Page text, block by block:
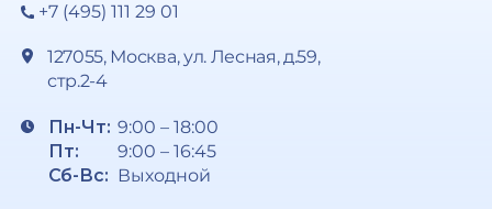
+7 (495) 111 29 01
127055, Москва, ул. Лесная, д.59,
стр.2-4
Пн-Чт:
Пт:
Сб-Вс:
9:00 – 18:00
9:00 – 16:45
Выходной